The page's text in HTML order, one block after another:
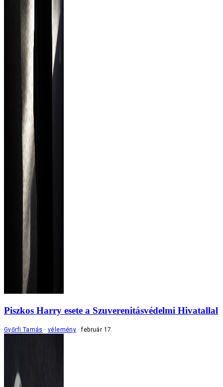
Piszkos Harry esete a Szuverenitásvédelmi Hivatallal
Győrfi Tamás vélemény február 17.